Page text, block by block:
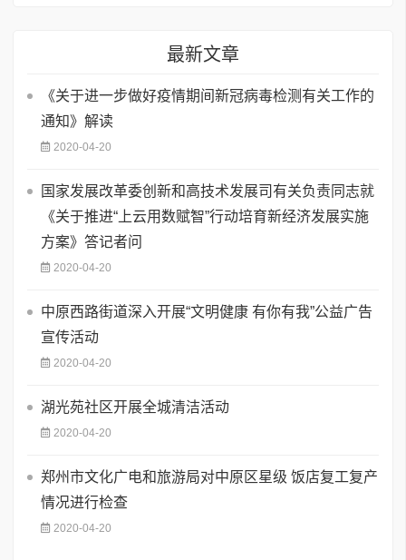
最新文章
《关于进一步做好疫情期间新冠病毒检测有关工作的
通知》解读
2020-04-20
国家发展改革委创新和高技术发展司有关负责同志就
《关于推进“上云用数赋智”行动培育新经济发展实施
方案》答记者问
2020-04-20
中原西路街道深入开展“文明健康 有你有我”公益广告
宣传活动
2020-04-20
湖光苑社区开展全城清洁活动
2020-04-20
郑州市文化广电和旅游局对中原区星级 饭店复工复产
情况进行检查
2020-04-20